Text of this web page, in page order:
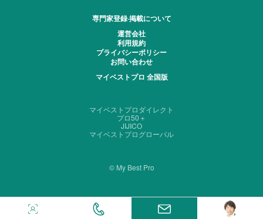
専門家登録·掲載について
運営会社
利用規約
プライバシーポリシー
お問い合わせ
マイベストプロ 全国版
マイベストプロダイレクト
プロ50＋
JIJICO
マイベストプログローバル
© My Best Pro